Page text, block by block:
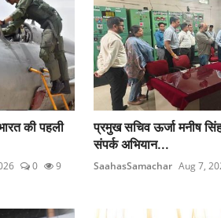
की पहली
0 9
प्रमुख सचिव ऊर्जा मनीष
संपर्क अभियान...
SaahasSamachar Aug 7,